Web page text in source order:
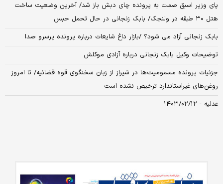
پای وزیر اسبق صمت به پرونده چای دبش باز شد/ آخرین وضعیت ساخت
هتل ۳۰ طبقه در ولنجک/ بابک زنجانی در حال تحمل حبس
بابک زنجانی آزاد می شود؟ /بازار داغ شایعات درباره پرونده پرسرو صدا
توضیحات وکیل بابک زنجانی درباره آزادی موکلش
جزئیات پرونده مسمومیت‌ها در شیراز از زبان سخنگوی قوه قضائیه/ تا امروز
روغن‌های غیراستاندارد ترخیص نشده است
عدلیه - ۱۴۰۳/۰۲/۱۲